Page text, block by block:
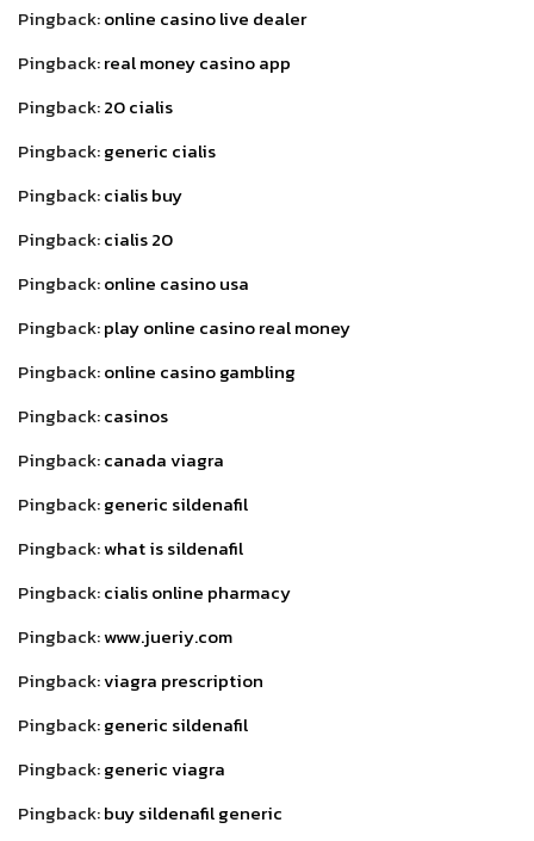
Pingback:online casino live dealer
Pingback:real money casino app
Pingback:20 cialis
Pingback:generic cialis
Pingback:cialis buy
Pingback:cialis 20
Pingback:online casino usa
Pingback:play online casino real money
Pingback:online casino gambling
Pingback:casinos
Pingback:canada viagra
Pingback:generic sildenafil
Pingback:what is sildenafil
Pingback:cialis online pharmacy
Pingback:www.jueriy.com
Pingback:viagra prescription
Pingback:generic sildenafil
Pingback:generic viagra
Pingback:buy sildenafil generic